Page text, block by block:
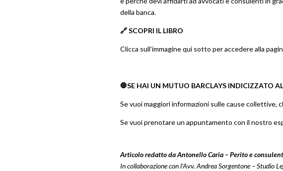
della banca.
🔗 SCOPRI IL LIBRO
Clicca sull’immagine qui sotto per accedere alla
🛑SE HAI UN MUTUO BARCLAYS INDICIZZATO
Se vuoi maggiori informazioni sulle cause collettive,
Se vuoi prenotare un appuntamento con il nostro
Articolo redatto da Antonello Caria – Perito e
In collaborazione con l’Avv. Andrea Sorgentone – Studio